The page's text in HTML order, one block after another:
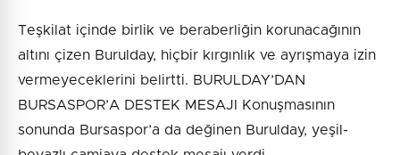
Teşkilat içinde birlik ve beraberliğin korunacağının
altını çizen Burulday, hiçbir kırgınlık ve ayrışmaya izin
vermeyeceklerini belirtti. BURULDAY’DAN
BURSASPOR’A DESTEK MESAJI Konuşmasının
sonunda Bursaspor’a da değinen Burulday, yeşil-